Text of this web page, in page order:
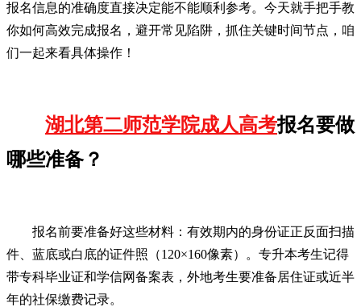
报名信息的准确度直接决定能不能顺利参考。今天就手把手教
你如何高效完成报名，避开常见陷阱，抓住关键时间节点，咱
们一起来看具体操作！
湖北第二师范学院成人高考报名要做
哪些准备？
报名前要准备好这些材料：有效期内的身份证正反面扫描
件、蓝底或白底的证件照（120×160像素）。专升本考生记得
带专科毕业证和学信网备案表，外地考生要准备居住证或近半
年的社保缴费记录。